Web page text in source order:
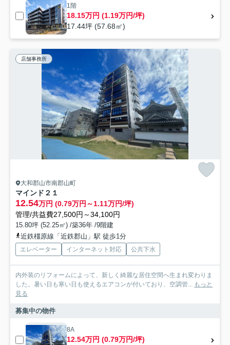
1階
18.15万円 (1.19万円/坪)
17.44坪 (57.68㎡)
店舗事務所
大和郡山市南郡山町
マインド２１
12.54万円 (0.79万円～1.11万円/坪)
管理/共益費27,500円～34,100円
15.80坪 (52.25㎡) /築36年 /9階建
近鉄橿原線「近鉄郡山」駅 徒歩1分
エレベーター インターネット対応 公共下水
内外装のリフォームによって、新しく綺麗な居住空間へ生まれ変わりま
した。暑い日も寒い日も使えるエアコンが付いており、空調管... もっと
見る
募集中の物件
8A
12.54万円 (0.79万円/坪)